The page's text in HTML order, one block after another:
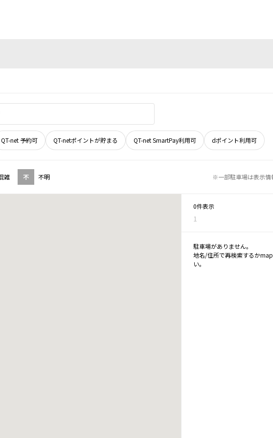
QT-net 予約可 QT-netポイントが貯まる QT-net SmartPay利用可 dポイント利用可
雑 不 不明 ※一部駐車場は表示情
0件表示
1
駐車場がありません。
地名/住所で再検索するか
い。